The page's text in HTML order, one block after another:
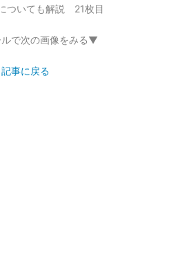
ついても解説 21枚目
で次の画像をみる▼
記事に戻る